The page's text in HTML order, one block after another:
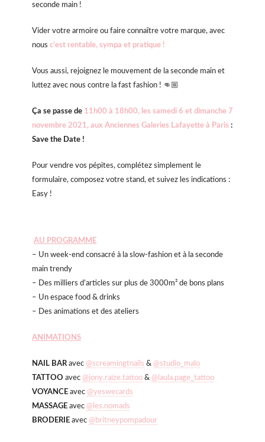
seconde main !
Vider votre armoire ou faire connaître votre marque, avec
nous c’est rentable, sympa et pratique !
Vous aussi, rejoignez le mouvement de la seconde main et
luttez avec nous contre la fast fashion ! 👊🏼
Ça se passe de 11h00 à 18h00, l es samedi 6 et dimanche 7
novembre 2021, aux Anciennes Galeries Lafayette à Paris :
Save the Date !
Pour vendre vos pépites, complétez simplement le
formulaire, composez votre stand, et suivez les indications :
Easy !
AU PROGRAMME
– Un week-end consacré à la slow-fashion et à la seconde
main trendy
– Des milliers d’articles sur plus de 3000m² de bons plans
– Un espace food & drinks
– Des animations et des ateliers
ANIMATIONS
NAIL BARavec @screamingtnails & @studio_malo
TATTOO avec @jony.raize.tattoo & @laula.page_tattoo
VOYANCE avec @yeswecards
MASSAGE avec @les.nomads
BRODERIE avec @britneypompadour